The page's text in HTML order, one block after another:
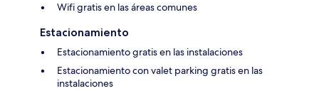
Wifi gratis en las áreas comunes
Estacionamiento
Estacionamiento gratis en las instalaciones
Estacionamiento con valet parking gratis en las
instalaciones